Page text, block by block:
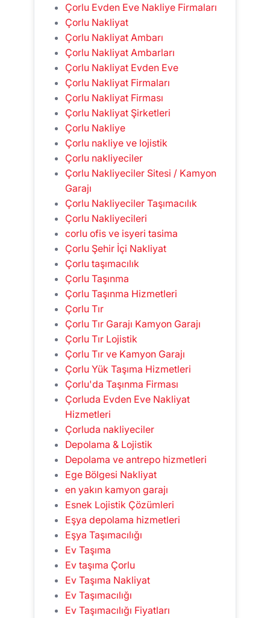
Çorlu Evden Eve Nakliye Firmaları
Çorlu Nakliyat
Çorlu Nakliyat Ambarı
Çorlu Nakliyat Ambarları
Çorlu Nakliyat Evden Eve
Çorlu Nakliyat Firmaları
Çorlu Nakliyat Firması
Çorlu Nakliyat Şirketleri
Çorlu Nakliye
Çorlu nakliye ve lojistik
Çorlu nakliyeciler
Çorlu Nakliyeciler Sitesi / Kamyon
Garajı
Çorlu Nakliyeciler Taşımacılık
Çorlu Nakliyecileri
corlu ofis ve isyeri tasima
Çorlu Şehir İçi Nakliyat
Çorlu taşımacılık
Çorlu Taşınma
Çorlu Taşınma Hizmetleri
Çorlu Tır
Çorlu Tır Garajı Kamyon Garajı
Çorlu Tır Lojistik
Çorlu Tır ve Kamyon Garajı
Çorlu Yük Taşıma Hizmetleri
Çorlu'da Taşınma Firması
Çorluda Evden Eve Nakliyat
Hizmetleri
Çorluda nakliyeciler
Depolama & Lojistik
Depolama ve antrepo hizmetleri
Ege Bölgesi Nakliyat
en yakın kamyon garajı
Esnek Lojistik Çözümleri
Eşya depolama hizmetleri
Eşya Taşımacılığı
Ev Taşıma
Ev taşıma Çorlu
Ev Taşıma Nakliyat
Ev Taşımacılığı
Ev Taşımacılığı Fiyatları